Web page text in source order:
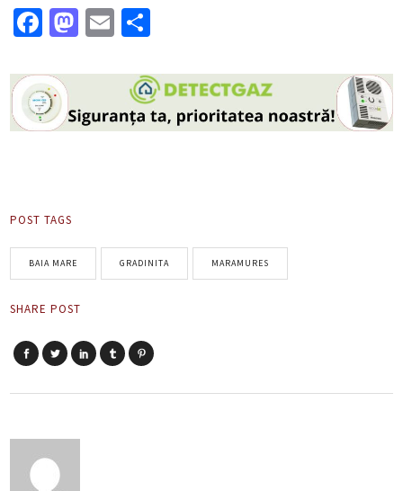
Facebook
Mastodon
Email
POST TAGS
BAIA MARE GRADINITA MARAMURES
SHARE POST